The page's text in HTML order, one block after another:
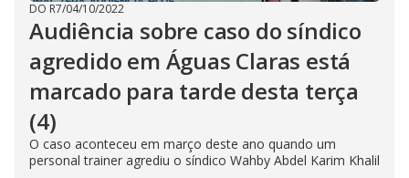
DO R7/04/10/2022
Audiência sobre caso do síndico
agredido em Águas Claras está
marcado para tarde desta terça
(4)
O caso aconteceu em março deste ano quando um
personal trainer agrediu o síndico Wahby Abdel Karim Khalil